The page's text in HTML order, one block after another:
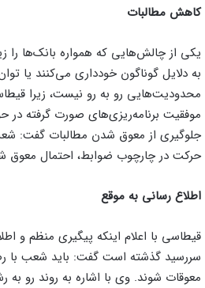
کاهش مطالبات
یکی از چالش‌هایی که همواره بانک‌ها را
به دلایل گوناگون خودداری می‌کنند یا
محدودیت‌هایی رو به رو نیست، زیرا
موفقیت برنامه‌ریزی‌های صورت گرفته
جلوگیری از معوق شدن مطالبات گفت:
حرکت در چارچوب ضوابط، احتمال معوق
اطلاع رسانی به موقع
قیطاسی با اعلام اینکه پیگیری منظم و
سررسید گذشته است گفت: باید شعب با
معوقات شوند. وی با اشاره به روند رو